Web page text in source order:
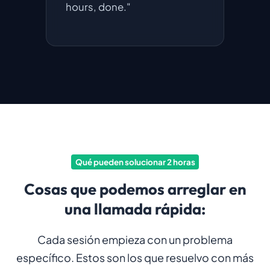
hours, done."
Qué pueden solucionar 2 horas
Cosas que podemos arreglar en
una llamada rápida:
Cada sesión empieza con un problema
específico. Estos son los que resuelvo con más